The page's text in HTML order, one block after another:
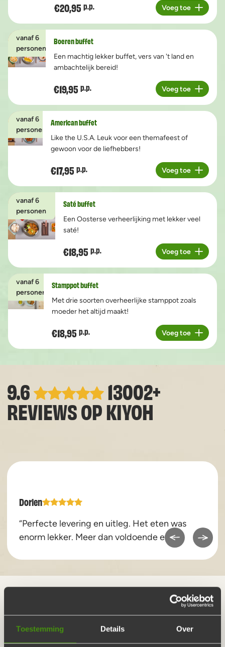
Toestemming Details Over
€20,95 p.p.
Aantal
Voeg toe
vanaf 6
personen
Boeren buffet
Een machtig lekker buffet, vers van 't land en
ambachtelijk bereid!
€19,95 p.p.
Aantal
Voeg toe
vanaf 6
personen
American buffet
Like the U.S.A. Leuk voor een themafeest of
gewoon voor de liefhebbers!
€17,95 p.p.
Aantal
Voeg toe
vanaf 6
personen
Saté buffet
Een Oosterse verheerlijking met lekker veel
saté!
€18,95 p.p.
Aantal
Voeg toe
vanaf 6
personen
Stamppot buffet
Met drie soorten overheerlijke stamppot zoals
moeder het altijd maakt!
€18,95 p.p.
Aantal
Voeg toe
9.6 13002+
REVIEWS OPKIYOH
Dorien
“Perfecte levering en uitleg. Het eten was
enorm lekker. Meer dan voldoende eten.”